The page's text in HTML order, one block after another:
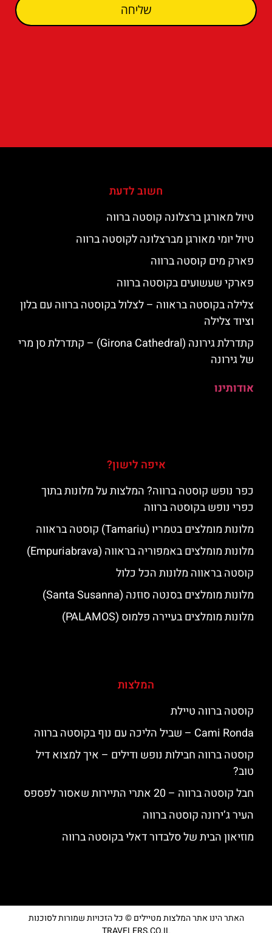
שליחה
חשוב לדעת
טיול מאורגן ברצלונה קוסטה ברווה
טיול יומי מאורגן מברצלונה לקוסטה ברווה
פארק מים קוסטה ברווה
פארקי שעשועים בקוסטה ברווה
צלילה בקוסטה בראווה – לצלול בקוסטה ברווה עם בלון
וציוד צלילה
קתדרלת גירונה (Girona Cathedral) – קתדרלת סן מרי
של גירונה
אודותינו
איפה לישון?
כפר נופש קוסטה ברווה? המלצות על מלונות בתוך
כפרי נופש בקוסטה ברווה
מלונות מומלצים בטמריו (Tamariu) קוסטה בראווה
מלונות מומלצים באמפוריה בראווה (Empuriabrava)
קוסטה בראווה מלונות הכל כלול
מלונות מומלצים בסנטה סוזנה (Santa Susanna)
מלונות מומלצים בעיירה פלמוס (PALAMOS)
המלצות
קוסטה ברווה טיילת
‪‪Cami Ronda‬‬ – שביל הליכה עם נוף בקוסטה ברווה
קוסטה ברווה חבילות נופש ודילים – איך למצוא דיל
טוב?
חבל קוסטה ברווה – 20 אתרי התיירות שאסור לפספס
העיר ג’ירונה קוסטה ברווה
מוזיאון הבית של סלבדור דאלי בקוסטה ברווה
האתר הינו אתר המלצות מטיילים © כל הזכויות שמורות לסוכנות